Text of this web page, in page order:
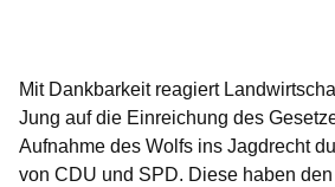
Mit Dankbarkeit reagiert
Jung auf die Einreichung des
Aufnahme des Wolfs ins Jagdrecht
von CDU und SPD. Diese haben